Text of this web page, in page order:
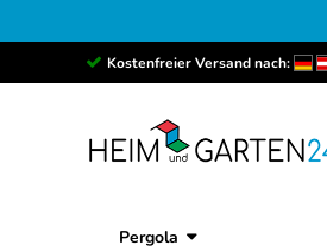
Kostenfreier Versand nach:
Pergola